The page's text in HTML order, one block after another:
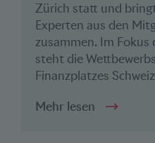
Zürich statt und
Experten aus den
zusammen. Im Fokus
steht die
Finanzplatzes
Mehr lesen